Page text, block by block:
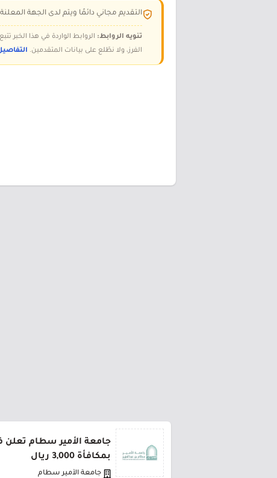
التقديم مجاني دائمًا ويتم لدى الجهة
تنويه الروابط: الروابط الواردة في هذا
الفرز، ولا نطّلع على بيانات المتقدمين.
جامعة الأمير سطام تعلن
بمكافأة 3,000 ريال
جامعة الأمير سطام